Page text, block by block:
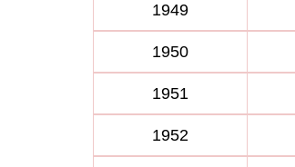
1949
1950
1951
1952